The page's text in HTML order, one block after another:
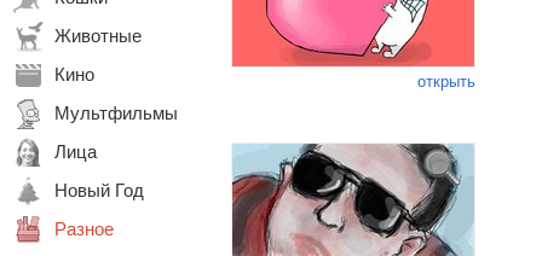
Животные
Кино
Мультфильмы
Лица
Новый Год
Разное
открыть